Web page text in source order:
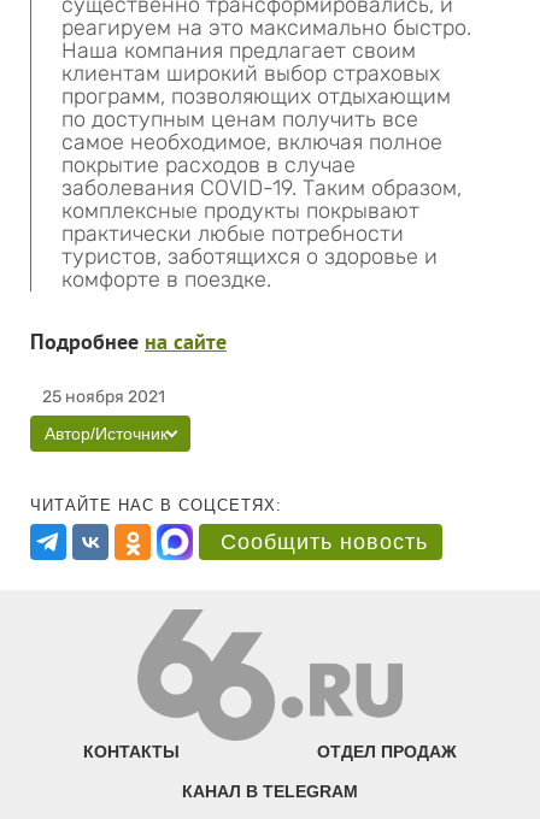
реагируем на это максимально быстро.
Наша компания предлагает своим
клиентам широкий выбор страховых
программ, позволяющих отдыхающим
по доступным ценам получить все
самое необходимое, включая полное
покрытие расходов в случае
заболевания COVID-19. Таким образом,
комплексные продукты покрывают
практически любые потребности
туристов, заботящихся о здоровье и
комфорте в поездке.
Подробнее на сайте
25 ноября 2021
Автор/Источник
ЧИТАЙТЕ НАС В СОЦСЕТЯХ:
Сообщить новость
КОНТАКТЫ ОТДЕЛ ПРОДАЖ
КАНАЛ В TELEGRAM